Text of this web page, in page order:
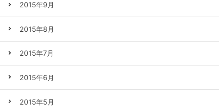
2015年9月
2015年8月
2015年7月
2015年6月
2015年5月